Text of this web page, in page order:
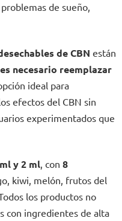
de sueño,
de CBN están
necesario reemplazar
ideal para
efectos del CBN sin
experimentados que
y 2 ml, con 8
kiwi, melón, frutos del
los productos no
con ingredientes de alta